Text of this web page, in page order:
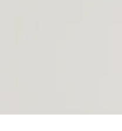
und sichtbar
während
sanfter erscheinen lassen
und die Haut gewinnt
werden durch die
Trotz der effektiven